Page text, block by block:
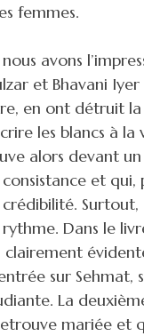
femmes.
avons
et Bhavani
en ont détruit
les blancs à la
alors devant
et qui,
Surtout,
Dans le
sur Sehmat,
La
mariée et